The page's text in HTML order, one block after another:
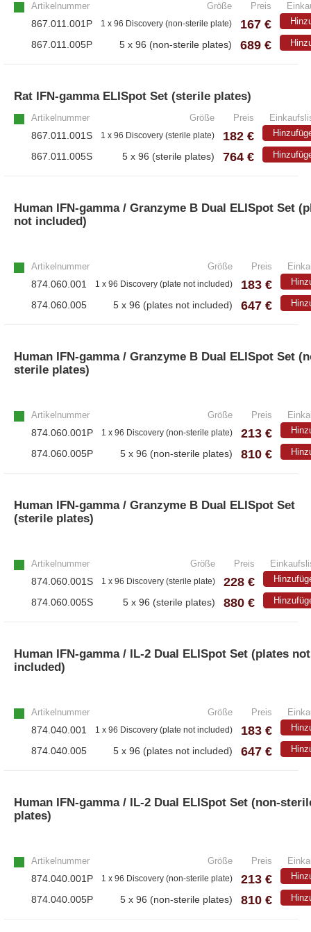
Artikelnummer Größe Preis
867.011.001P 1 x 96 Discovery (non-sterile plate) 167 €
867.011.005P 5 x 96 (non-sterile plates) 689 €
Rat IFN-gamma ELISpot Set (sterile plates)
Artikelnummer Größe Preis
867.011.001S 1 x 96 Discovery (sterile plate) 182 €
867.011.005S 5 x 96 (sterile plates) 764 €
Human IFN-gamma / Granzyme B Dual ELISpot Set
not included)
Artikelnummer Größe Preis
874.060.001 1 x 96 Discovery (plate not included) 183 €
874.060.005 5 x 96 (plates not included) 647 €
Human IFN-gamma / Granzyme B Dual ELISpot Set
sterile plates)
Artikelnummer Größe Preis
874.060.001P 1 x 96 Discovery (non-sterile plate) 213 €
874.060.005P 5 x 96 (non-sterile plates) 810 €
Human IFN-gamma / Granzyme B Dual ELISpot Set
(sterile plates)
Artikelnummer Größe Preis
874.060.001S 1 x 96 Discovery (sterile plate) 228 €
874.060.005S 5 x 96 (sterile plates) 880 €
Human IFN-gamma / IL-2 Dual ELISpot Set (plates not
included)
Artikelnummer Größe Preis
874.040.001 1 x 96 Discovery (plate not included) 183 €
874.040.005 5 x 96 (plates not included) 647 €
Human IFN-gamma / IL-2 Dual ELISpot Set (non-
plates)
Artikelnummer Größe Preis
874.040.001P 1 x 96 Discovery (non-sterile plate) 213 €
874.040.005P 5 x 96 (non-sterile plates) 810 €